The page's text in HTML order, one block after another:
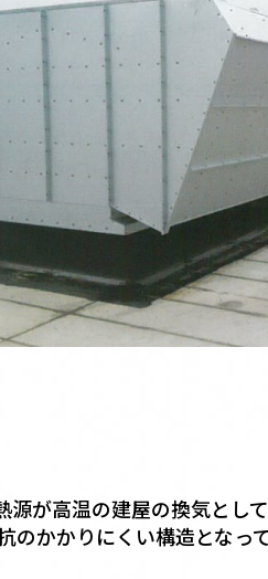
が高温の建屋の換気として
のかかりにくい構造となっ